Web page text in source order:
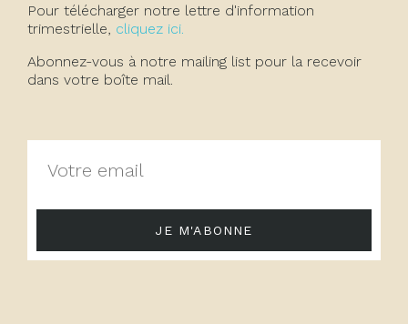
Pour télécharger notre lettre d'information
trimestrielle, cliquez ici.
Abonnez-vous à notre mailing list pour la recevoir
dans votre boîte mail.
JE M'ABONNE